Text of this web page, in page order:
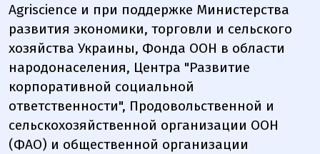
Agriscience и при поддержке Министерства
развития экономики, торговли и сельского
хозяйства Украины, Фонда ООН в области
народонаселения, Центра "Развитие
корпоративной социальной
ответственности", Продовольственной и
сельскохозяйственной организации ООН
(ФАО) и общественной организации